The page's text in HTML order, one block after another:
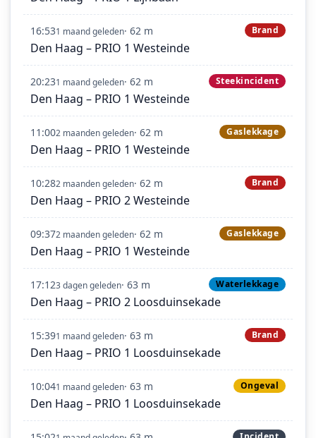
16:531 maand geleden· 62 m Brand
Den Haag – PRIO 1 Westeinde
20:231 maand geleden· 62 m Steekincident
Den Haag – PRIO 1 Westeinde
11:002 maanden geleden· 62 m Gaslekkage
Den Haag – PRIO 1 Westeinde
10:282 maanden geleden· 62 m Brand
Den Haag – PRIO 2 Westeinde
09:372 maanden geleden· 62 m Gaslekkage
Den Haag – PRIO 1 Westeinde
17:123 dagen geleden· 63 m Waterlekkage
Den Haag – PRIO 2 Loosduinsekade
15:391 maand geleden· 63 m Brand
Den Haag – PRIO 1 Loosduinsekade
10:041 maand geleden· 63 m Ongeval
Den Haag – PRIO 1 Loosduinsekade